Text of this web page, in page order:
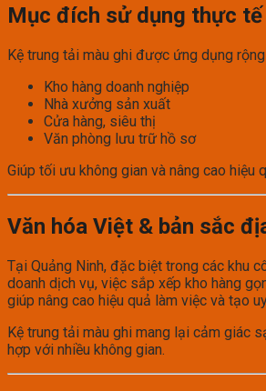
Mục đích sử dụng thực tế
Kệ trung tải màu ghi được ứng dụng rộng
Kho hàng doanh nghiệp
Nhà xưởng sản xuất
Cửa hàng, siêu thị
Văn phòng lưu trữ hồ sơ
Giúp tối ưu không gian và nâng cao hiệu
Văn hóa Việt & bản sắc
Tại Quảng Ninh, đặc biệt trong các khu
doanh dịch vụ, việc sắp xếp kho hàng
giúp nâng cao hiệu quả làm việc và tạo
Kệ trung tải màu ghi mang lại cảm giác
hợp với nhiều không gian.